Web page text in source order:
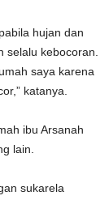
hujan dan
kebocoran.
saya karena
katanya.
ibu Arsanah
lain.
sukarela